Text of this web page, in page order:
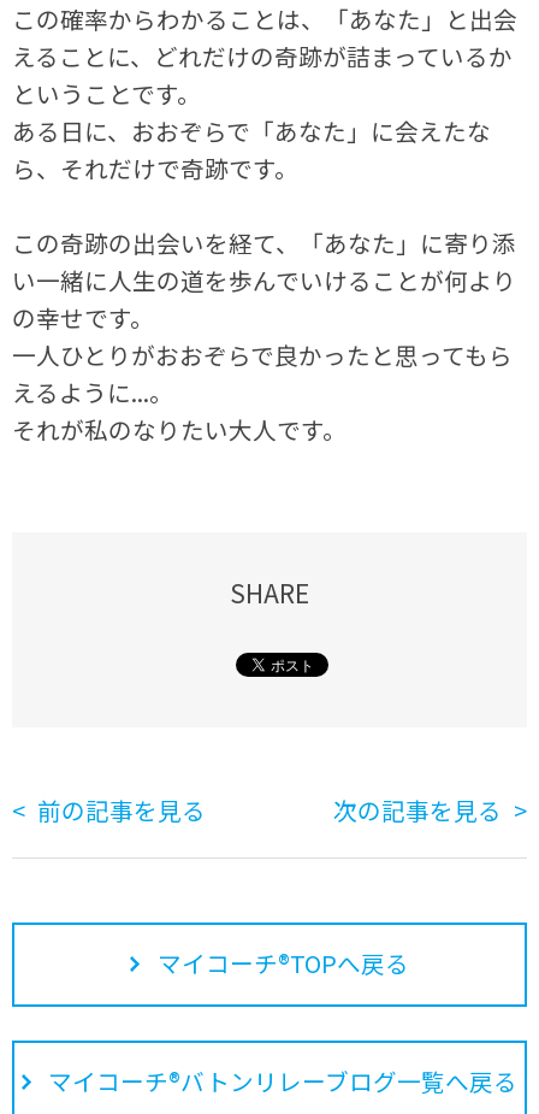
この確率からわかることは、「あなた」と出会
えることに、どれだけの奇跡が詰まっているか
ということです。
ある日に、おおぞらで「あなた」に会えたな
ら、それだけで奇跡です。
この奇跡の出会いを経て、「あなた」に寄り添
い一緒に人生の道を歩んでいけることが何より
の幸せです。
一人ひとりがおおぞらで良かったと思ってもら
えるように...。
それが私のなりたい大人です。
SHARE
前の記事を見る 次の記事を見る
マイコーチ®TOPへ戻る
マイコーチ®バトンリレーブログ一覧へ戻る